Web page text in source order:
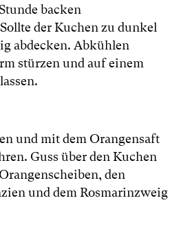
backen
der Kuchen zu dunkel
abdecken. Abkühlen
stürzen und auf einem
und mit dem Orangensaft
Guss über den Kuchen
den
und dem Rosmarinzweig